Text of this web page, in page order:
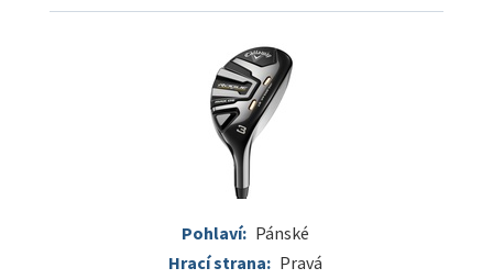
Pohlaví: Pánské
Hrací strana: Pravá